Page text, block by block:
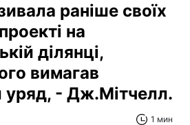
раніше своїх
на
ділянці,
вимагав
уряд, - Дж.Мітчелл.
1 мин